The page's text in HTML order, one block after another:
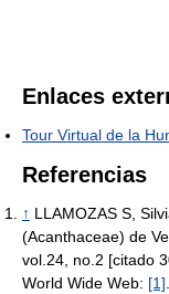
Enlaces
Tour Virtual de la
Referencias
↑ LLAMOZAS S,
(Acanthaceae) de
vol.24, no.2 [citado
World Wide Web: [1]